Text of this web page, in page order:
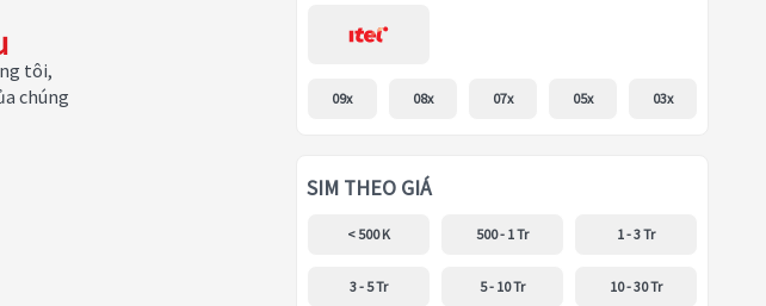
tôi,
chúng
09x 08x 07x 05x 03x
SIM THEO GIÁ
< 500 K 500 - 1 Tr 1 - 3 Tr
3 - 5 Tr 5 - 10 Tr 10 - 30 Tr